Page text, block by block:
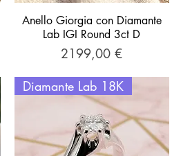
Vista rapida
Anello Giorgia con Diamante
Lab IGI Round 3ct D
Prezzo
2199,00 €
Diamante Lab 18K